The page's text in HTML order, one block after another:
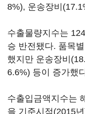
8%), 운송장비
수출물량지수는
승 반전됐다. 품목
했지만 운송장비
6.6%) 등이 증가했
수출입금액지수는
을 기준시점(2015